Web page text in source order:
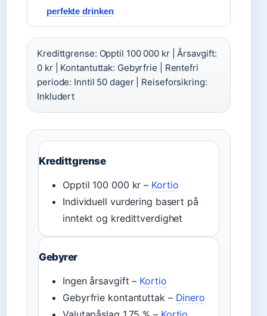
perfekte drinken
Kredittgrense: Opptil 100 000 kr | Årsavgift:
0 kr | Kontantuttak: Gebyrfrie | Rentefri
periode: Inntil 50 dager | Reiseforsikring:
Inkludert
Kredittgrense
Opptil 100 000 kr – Kortio
Individuell vurdering basert på
inntekt og kredittverdighet
Gebyrer
Ingen årsavgift – Kortio
Gebyrfrie kontantuttak – Dinero